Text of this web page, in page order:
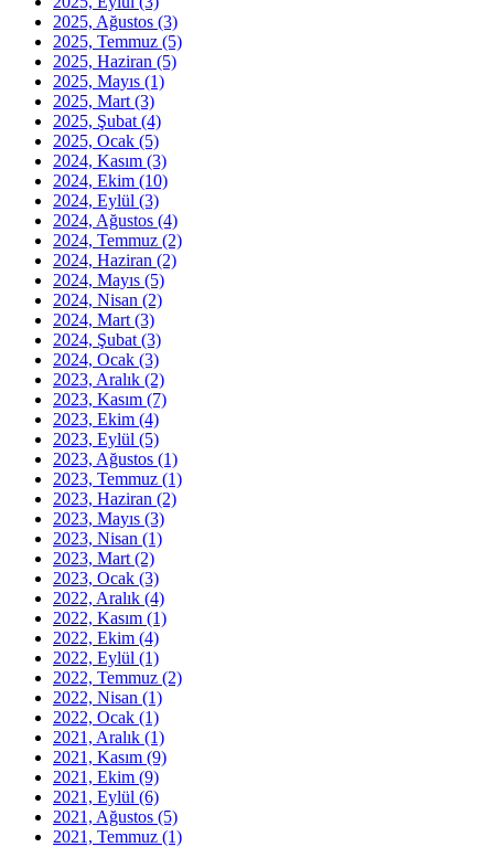
2025, Ağustos (3)
2025, Temmuz (5)
2025, Haziran (5)
2025, Mayıs (1)
2025, Mart (3)
2025, Şubat (4)
2025, Ocak (5)
2024, Kasım (3)
2024, Ekim (10)
2024, Eylül (3)
2024, Ağustos (4)
2024, Temmuz (2)
2024, Haziran (2)
2024, Mayıs (5)
2024, Nisan (2)
2024, Mart (3)
2024, Şubat (3)
2024, Ocak (3)
2023, Aralık (2)
2023, Kasım (7)
2023, Ekim (4)
2023, Eylül (5)
2023, Ağustos (1)
2023, Temmuz (1)
2023, Haziran (2)
2023, Mayıs (3)
2023, Nisan (1)
2023, Mart (2)
2023, Ocak (3)
2022, Aralık (4)
2022, Kasım (1)
2022, Ekim (4)
2022, Eylül (1)
2022, Temmuz (2)
2022, Nisan (1)
2022, Ocak (1)
2021, Aralık (1)
2021, Kasım (9)
2021, Ekim (9)
2021, Eylül (6)
2021, Ağustos (5)
2021, Temmuz (1)